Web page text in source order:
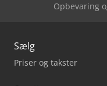
Opbevaring
Sælg
Priser og takster